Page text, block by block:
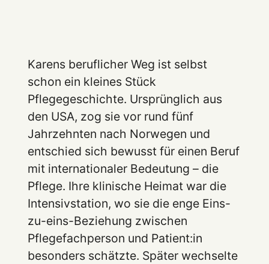
Karens beruflicher Weg ist selbst
schon ein kleines Stück
Pflegegeschichte. Ursprünglich aus
den USA, zog sie vor rund fünf
Jahrzehnten nach Norwegen und
entschied sich bewusst für einen Beruf
mit internationaler Bedeutung – die
Pflege. Ihre klinische Heimat war die
Intensivstation, wo sie die enge Eins-
zu-eins-Beziehung zwischen
Pflegefachperson und Patient:in
besonders schätzte. Später wechselte